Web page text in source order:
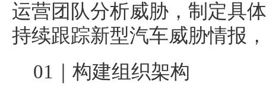
运营团队分析威胁，制定具
持续跟踪新型汽车威胁情报
01｜构建组织架构